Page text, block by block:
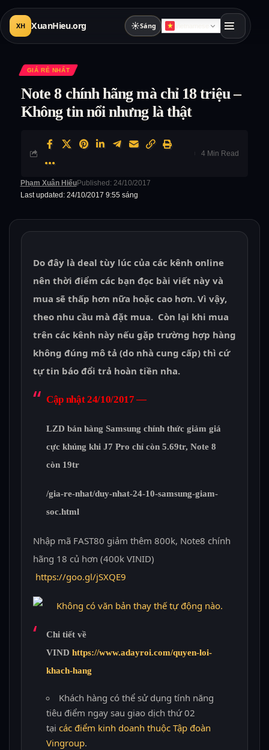
XH XuanHieu.org ☀Sáng
GIÁ RẺ NHẤT
Note 8 chính hãng mà chỉ 18 triệu –
Không tin nổi nhưng là thật
Last updated: 24/10/2017 9:55 sáng
Phạm Xuân HiếuPublished: 24/10/2017
4 Min Read
Do đây là deal tùy lúc của các kênh online
nên thời điểm các bạn đọc bài viết này và
mua sẽ thấp hơn nữa hoặc cao hơn. Vì vậy,
theo nhu cầu mà đặt mua. Còn lại khi mua
trên các kênh này nếu gặp trường hợp hàng
không đúng mô tả (do nhà cung cấp) thì cứ
tự tin báo đổi trả hoàn tiền nha.
Cập nhật 24/10/2017 —
LZD bán hàng Samsung chính thức giảm giá
cực khủng khi J7 Pro chỉ còn 5.69tr, Note 8
còn 19tr
/gia-re-nhat/duy-nhat-24-10-samsung-giam-
soc.html
Nhập mã FAST80 giảm thêm 800k, Note8 chính
hãng 18 củ hơn (400k VINID)
https://goo.gl/jSXQE9
Chi tiết về
VIND https://www.adayroi.com/quyen-loi-
khach-hang
Khách hàng có thể sử dụng tính năng
tiêu điểm ngay sau giao dịch thứ 02
tại các điểm kinh doanh thuộc Tập đoàn
Vingroup.